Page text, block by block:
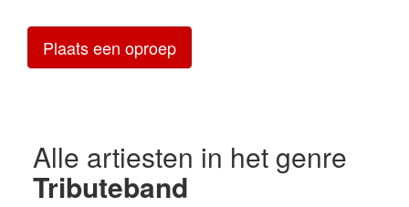
Plaats een oproep
Alle artiesten in het genre
Tributeband